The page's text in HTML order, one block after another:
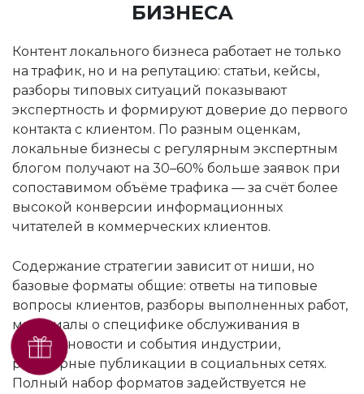
БИЗНЕСА
Контент локального бизнеса работает не только
на трафик, но и на репутацию: статьи, кейсы,
разборы типовых ситуаций показывают
экспертность и формируют доверие до первого
контакта с клиентом. По разным оценкам,
локальные бизнесы с регулярным экспертным
блогом получают на 30–60% больше заявок при
сопоставимом объёме трафика — за счёт более
высокой конверсии информационных
читателей в коммерческих клиентов.
Содержание стратегии зависит от ниши, но
базовые форматы общие: ответы на типовые
вопросы клиентов, разборы выполненных работ,
материалы о специфике обслуживания в
Гродно, новости и события индустрии,
регулярные публикации в социальных сетях.
Полный набор форматов задействуется не
Получить SEO-аудит
бесплатно